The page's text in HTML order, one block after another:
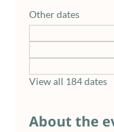
Other dates
View all 184 dates
About the